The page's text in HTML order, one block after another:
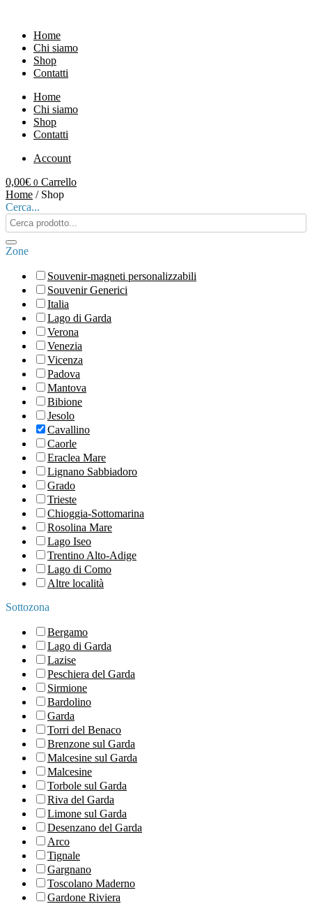
contenutoHome
Chi siamo
Shop
Contatti
Home
Chi siamo
Shop
Contatti
Account
0,00€ 0 Carrello
Home / Shop
Cerca...
Search
products:
Zone
Souvenir-magneti personalizzabili
Souvenir Generici
Italia
Lago di Garda
Verona
Venezia
Vicenza
Padova
Mantova
Bibione
Jesolo
Cavallino
Caorle
Eraclea Mare
Lignano Sabbiadoro
Grado
Trieste
Chioggia-Sottomarina
Rosolina Mare
Lago Iseo
Trentino Alto-Adige
Lago di Como
Altre località
Sottozona
Bergamo
Lago di Garda
Lazise
Peschiera del Garda
Sirmione
Bardolino
Garda
Torri del Benaco
Brenzone sul Garda
Malcesine sul Garda
Malcesine
Torbole sul Garda
Riva del Garda
Limone sul Garda
Desenzano del Garda
Arco
Tignale
Gargnano
Toscolano Maderno
Gardone Riviera